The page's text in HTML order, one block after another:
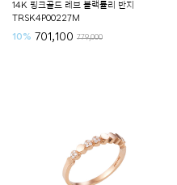
14K 핑크골드 레브 블랙튤리 반지
TRSK4P00227M
10% 701,100 779,000